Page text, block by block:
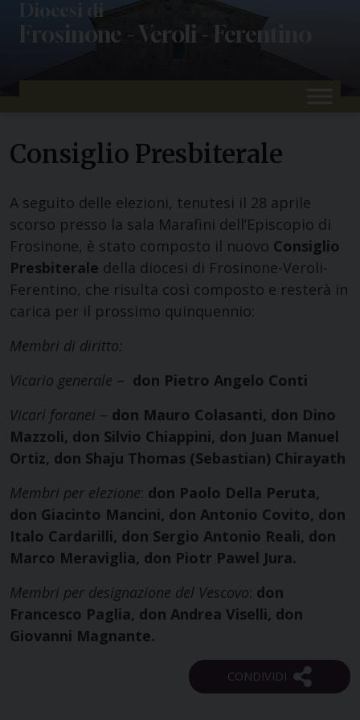
Diocesi di
Frosinone - Veroli - Ferentino
Consiglio Presbiterale
A seguito delle elezioni, tenutesi il 28 aprile
scorso presso la sala Marafini dell’Episcopio di
Frosinone, è stato composto il nuovo Consiglio
Presbiterale della diocesi di Frosinone-Veroli-
Ferentino, che risulta così composto e resterà in
carica per il prossimo quinquennio:
Membri di diritto:
Vicario generale – don Pietro Angelo Conti
Vicari foranei – don Mauro Colasanti, don Dino
Mazzoli, don Silvio Chiappini, don Juan Manuel
Ortiz, don Shaju Thomas (Sebastian) Chirayath
Membri per elezione: don Paolo Della Peruta,
don Giacinto Mancini, don Antonio Covito, don
Italo Cardarilli, don Sergio Antonio Reali, don
Marco Meraviglia, don Piotr Pawel Jura.
Membri per designazione del Vescovo: don
Francesco Paglia, don Andrea Viselli, don
Giovanni Magnante.